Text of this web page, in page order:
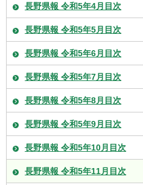
長野県報 令和5年4月目次
長野県報 令和5年5月目次
長野県報 令和5年6月目次
長野県報 令和5年7月目次
長野県報 令和5年8月目次
長野県報 令和5年9月目次
長野県報 令和5年10月目次
長野県報 令和5年11月目次